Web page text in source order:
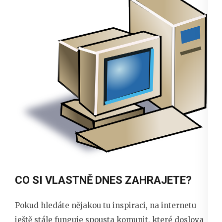
CO SI VLASTNĚ DNES ZAHRAJETE?
Pokud hledáte nějakou tu inspiraci, na internetu
ještě stále funguje spousta komunit, které doslova